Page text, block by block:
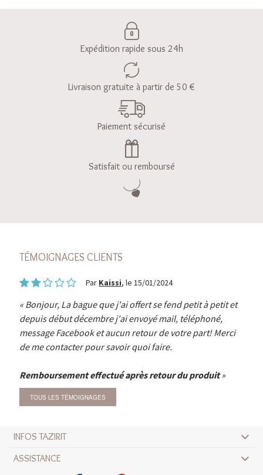
Expédition rapide sous 24h
Livraison gratuite à partir de 50 €
Paiement sécurisé
Satisfait ou remboursé
TÉMOIGNAGES CLIENTS
Par Kaissi, le 15/01/2024
Bonjour, La bague que j'ai offert se fend petit à petit et
depuis début décembre j'ai envoyé mail, téléphoné,
message Facebook et aucun retour de votre part! Merci
de me contacter pour savoir quoi faire.
Remboursement effectué après retour du produit
TOUS LES TÉMOIGNAGES
INFOS TAZIRIT
ASSISTANCE